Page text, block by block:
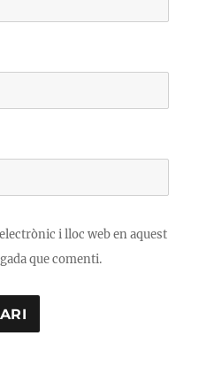
i lloc web en aquest
que comenti.